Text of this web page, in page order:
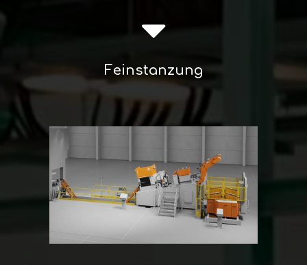
Feinstanzung